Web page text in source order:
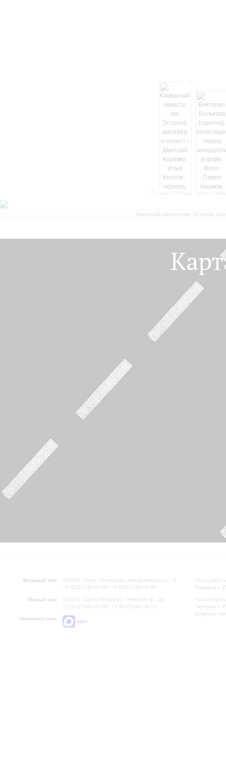
Камерный оркестр им. Эстрина,
Большой зал:
191186, Санкт-Петербург, Михайловская ул., 2
+7 (812) 240-01-00, +7 (812) 240-01-80
Малый зал:
191011, Санкт-Петербург, Невский пр., 30
+7 (812) 240-01-00, +7 (812) 240-01-70
Напишите нам:
MAX
Часы
Перерыв с
Часы
Перерыв с
Вопросы